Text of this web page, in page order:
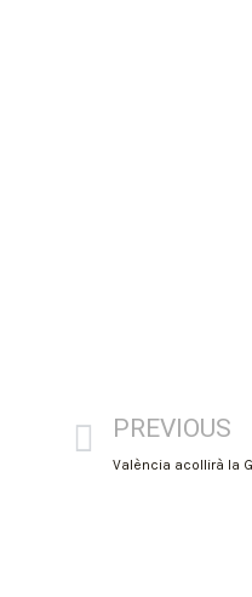
PREVIOUS
València acollirà la